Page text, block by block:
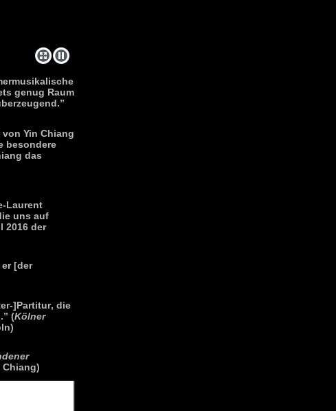
genug Raum
”
Yin Chiang
besondere
das
Laurent
uns auf
2016 der
[der
]Partitur, die
(Kölner
Chiang)